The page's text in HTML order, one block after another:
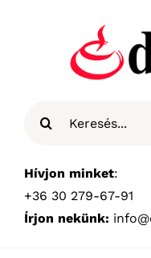
Hívjon minket:
+36 30 279-67-91
Írjon nekünk: